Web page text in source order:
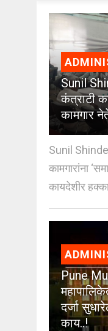
Sunil
कंत्राटी
कामगार
Sunil
कामगारांना
कायदेशीर
Pune
दर्जा
काय..!